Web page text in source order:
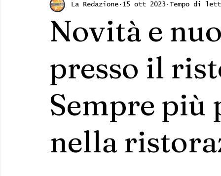
Roma Capitale Regione Lazio Associazioni
Religione Monteporzio Catone Partner
Novità e
presso il
Sempre
nella
La Redazione 15 ott 2023 Tempo di